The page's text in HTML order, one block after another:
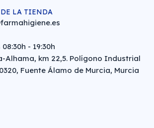
LA TIENDA
- 19:30h
Alhama, km 22,5. Polígono Industrial
Fuente Álamo de Murcia, Murcia